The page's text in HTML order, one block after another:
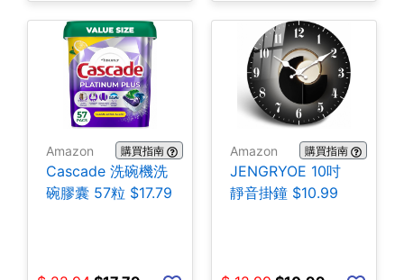
Amazon 購買指南
Cascade 洗碗機洗
碗膠囊 57粒 $17.79
Amazon 購買指南
JENGRYOE 10吋
靜音掛鐘 $10.99